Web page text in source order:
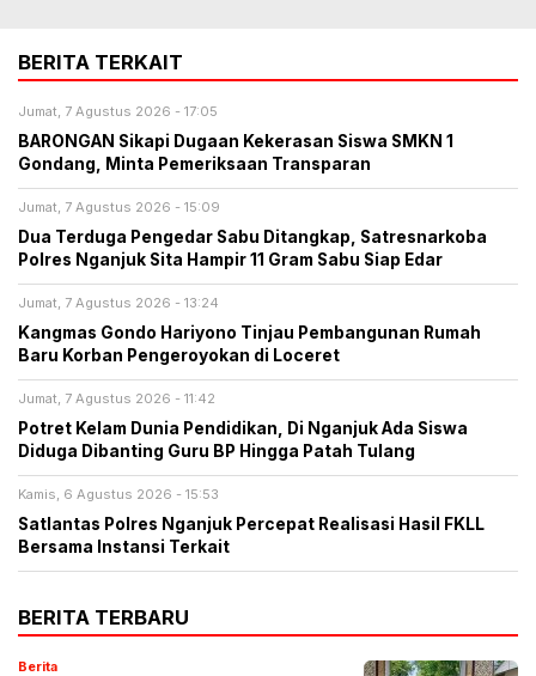
BERITA TERKAIT
Jumat, 7 Agustus 2026 - 17:05
BARONGAN Sikapi Dugaan Kekerasan Siswa SMKN 1
Gondang, Minta Pemeriksaan Transparan
Jumat, 7 Agustus 2026 - 15:09
Dua Terduga Pengedar Sabu Ditangkap, Satresnarkoba
Polres Nganjuk Sita Hampir 11 Gram Sabu Siap Edar
Jumat, 7 Agustus 2026 - 13:24
Kangmas Gondo Hariyono Tinjau Pembangunan Rumah
Baru Korban Pengeroyokan di Loceret
Jumat, 7 Agustus 2026 - 11:42
Potret Kelam Dunia Pendidikan, Di Nganjuk Ada Siswa
Diduga Dibanting Guru BP Hingga Patah Tulang
Kamis, 6 Agustus 2026 - 15:53
Satlantas Polres Nganjuk Percepat Realisasi Hasil FKLL
Bersama Instansi Terkait
BERITA TERBARU
Berita